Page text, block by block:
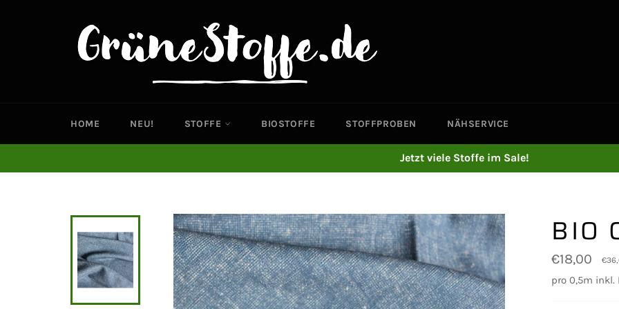
HOME NEU! STOFFE BIOSTOFFE STOFFPROBEN NÄHSERVICE
Jetzt viele Stoffe im Sale!
BIO
Normaler
Preis
€18,00
pro 0,5m inkl.